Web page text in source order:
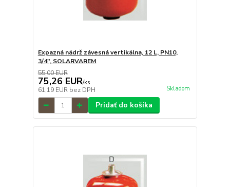
Expazná nádrž závesná vertikálna, 12 L, PN10,
3/4", SOLARVAREM
55,00 EUR
75,26 EUR/ks
61,19 EUR bez DPH Skladom
Pridať do košíka